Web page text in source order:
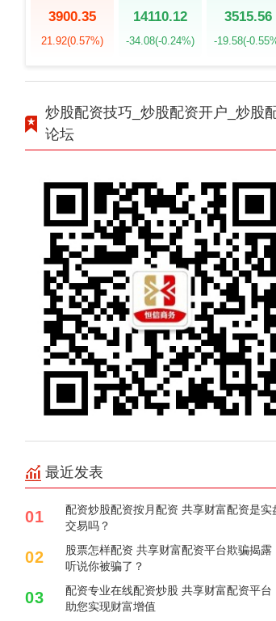
3900.35
21.92(0.57%)
14110.12
-34.08(-0.24%)
3515.56
-19.58(-
炒股配资技巧_炒股配资开户_炒股
论坛
最近发表
01
配资炒股配资按月配资 共享财富配资是实
交易吗？
02
股票怎样配资 共享财富配资平台欺骗揭露
听说你被骗了？
03
配资专业在线配资炒股 共享财富配资平台
助您实现财富增值